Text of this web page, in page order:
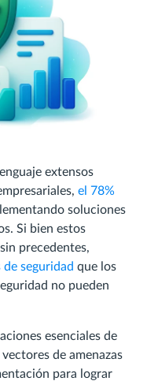
extensos
el 78%
soluciones
Si bien estos
precedentes,
de seguridad que los
no pueden
esenciales de
de amenazas
para lograr